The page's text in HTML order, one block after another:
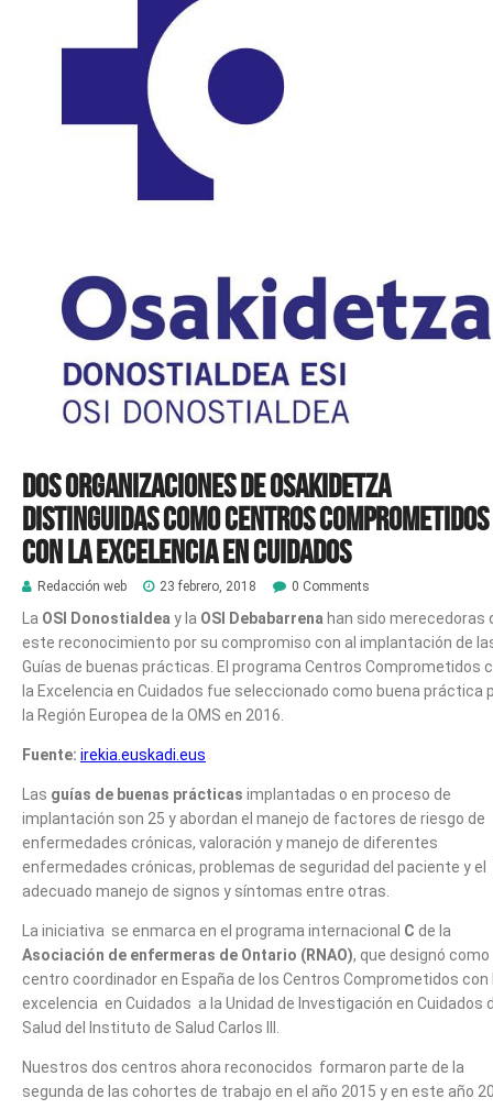
Dos organizaciones de Osakidetza
distinguidas como centros comprometidos
con la excelencia en cuidados
Redacción web 23 febrero, 2018 0 Comments
La OSI Donostialdea y la OSI Debabarrena han sido merecedoras
este reconocimiento por su compromiso con al implantación de
Guías de buenas prácticas. El programa Centros Comprometidos
la Excelencia en Cuidados fue seleccionado como buena práctica
la Región Europea de la OMS en 2016.
Fuente: irekia.euskadi.eus
Las guías de buenas prácticas implantadas o en proceso de
implantación son 25 y abordan el manejo de factores de riesgo de
enfermedades crónicas, valoración y manejo de diferentes
enfermedades crónicas, problemas de seguridad del paciente y el
adecuado manejo de signos y síntomas entre otras.
La iniciativa se enmarca en el programa internacional C de la
Asociación de enfermeras de Ontario (RNAO), que designó como
centro coordinador en España de los Centros Comprometidos con
excelencia en Cuidados a la Unidad de Investigación en Cuidados
Salud del Instituto de Salud Carlos III.
Nuestros dos centros ahora reconocidos formaron parte de la
segunda de las cohortes de trabajo en el año 2015 y en este año